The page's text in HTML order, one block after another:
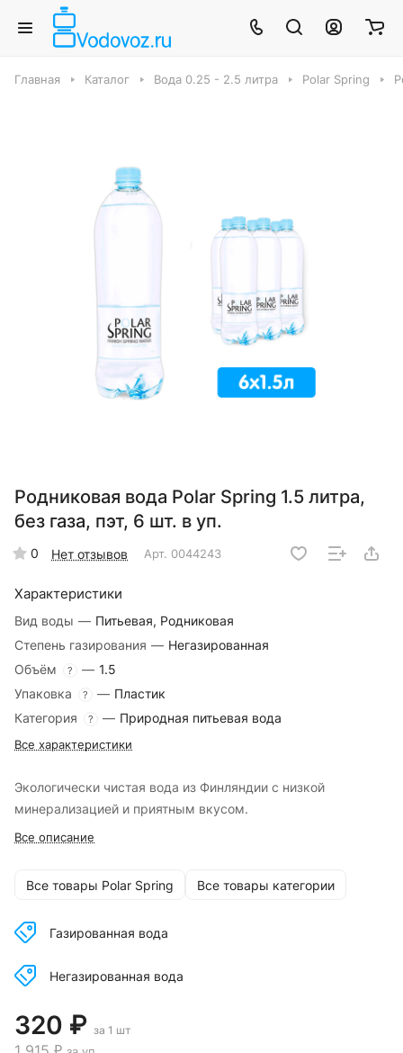
Главная Каталог Вода 0.25 - 2.5 литра Polar Spring
Родниковая вода Polar Spring 1.5 литра,
без газа, пэт, 6 шт. в уп.
0 Нет отзывов Арт. 0044243
Характеристики
Вид воды — Питьевая, Родниковая
Степень газирования — Негазированная
Объём
? — 1.5
Упаковка
? — Пластик
Категория
? — Природная питьевая вода
Все характеристики
Экологически чистая вода из Финляндии с низкой
минерализацией и приятным вкусом.
Все описание
Все товары Polar Spring Все товары категории
Газированная вода
Негазированная вода
320 ₽ за 1 шт